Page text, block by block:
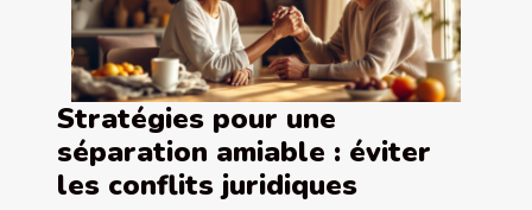
Stratégies pour une
séparation amiable : éviter
les conflits juridiques